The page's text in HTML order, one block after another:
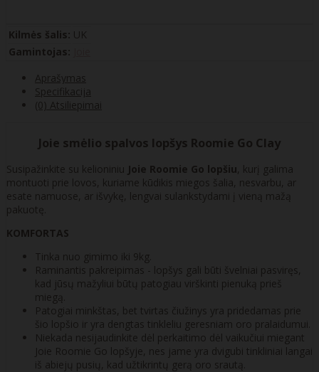
Kilmės šalis: UK
Gamintojas:
Aprašymas
Specifikacija
(0) Atsiliepimai
Joie smėlio spalvos lopšys Roomie Go Clay
Susipažinkite su kelioniniu Joie Roomie Go lopšiu, kurį galima
montuoti prie lovos, kuriame kūdikis miegos šalia, nesvarbu, ar
esate namuose, ar išvykę, lengvai sulankstydami į vieną mažą
pakuotę.
KOMFORTAS
Tinka nuo gimimo iki 9kg.
Raminantis pakreipimas - lopšys gali būti švelniai pasviręs,
kad jūsų mažyliui būtų patogiau virškinti pienuką prieš
miegą.
Patogiai minkštas, bet tvirtas čiužinys yra pridedamas prie
šio lopšio ir yra dengtas tinkleliu geresniam oro pralaidumui.
Niekada nesijaudinkite dėl perkaitimo dėl vaikučiui miegant
Joie Roomie Go lopšyje, nes jame yra dvigubi tinkliniai langai
iš abiejų pusių, kad užtikrintų gerą oro srautą.